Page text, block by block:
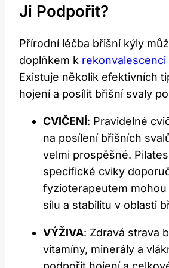
Ji Podpořit?
Přírodní léčba břišní kýly
doplňkem k
Existuje několik efektivních
hojení a posílit břišní svaly
CVIČENÍ: Pravidelné
na posílení břišních
velmi prospěšné.
specifické cviky
fyzioterapeutem
sílu a stabilitu v oblasti
VÝŽIVA: Zdravá strava
vitamíny, minerály a